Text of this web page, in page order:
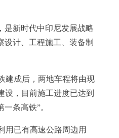
新时代中印尼发展战略
计、工程施工、装备制
建成后，两地车程将由现
设，目前施工进度已达到
条高铁”。
已有高速公路周边用